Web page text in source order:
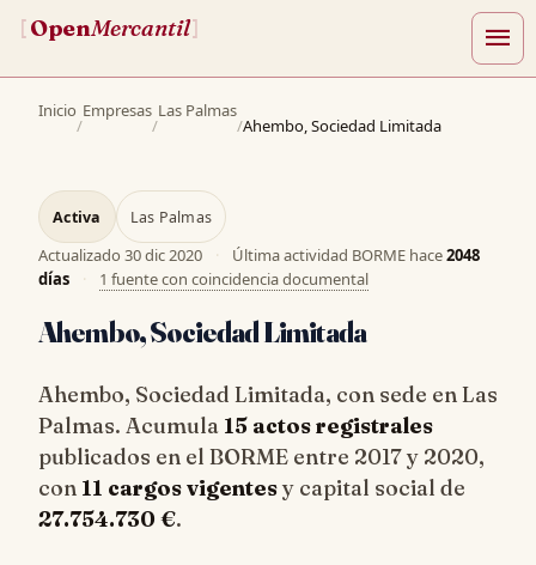
[OpenMercantil] menu
Inicio
/
Empresas
/
Las Palmas
/Ahembo, Sociedad Limitada
Activa Las Palmas
Actualizado 30 dic 2020 · Última actividad BORME hace2048
días
· 1 fuente con coincidencia documental
Ahembo, Sociedad Limitada
Ahembo, Sociedad Limitada, con sede en Las
Palmas. Acumula 15 actos registrales
publicados en el BORME entre 2017 y 2020,
con 11 cargos vigentesy capital social de
27.754.730 €.